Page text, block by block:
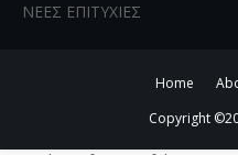
ΝΕΕΣ ΕΠΙΤΥΧΙΕΣ
Home
Copyright ©